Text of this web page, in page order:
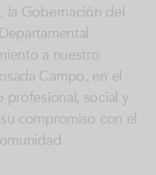
la Gobernación del
a nuestro
Campo, en el
profesional, social y
compromiso con el